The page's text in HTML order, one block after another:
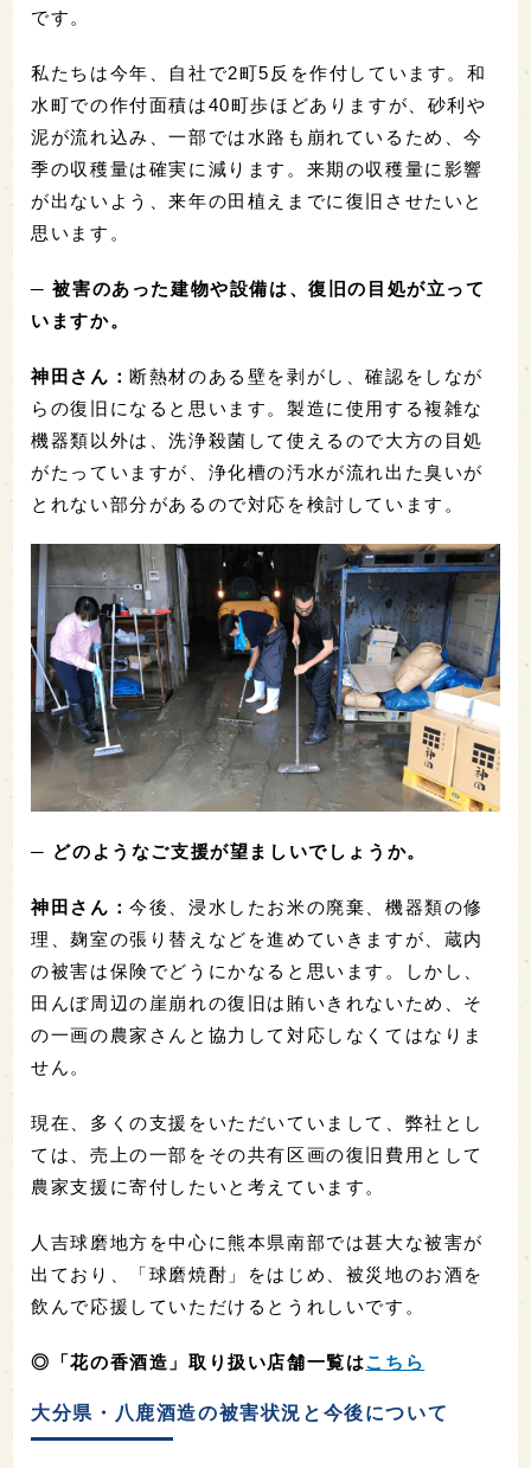
です。
私たちは今年、自社で2町5反を作付しています。和
水町での作付面積は40町歩ほどありますが、砂利や
泥が流れ込み、一部では水路も崩れているため、今
季の収穫量は確実に減ります。来期の収穫量に影響
が出ないよう、来年の田植えまでに復旧させたいと
思います。
─ 被害のあった建物や設備は、復旧の目処が立って
いますか。
神田さん：断熱材のある壁を剥がし、確認をしなが
らの復旧になると思います。製造に使用する複雑な
機器類以外は、洗浄殺菌して使えるので大方の目処
がたっていますが、浄化槽の汚水が流れ出た臭いが
とれない部分があるので対応を検討しています。
─ どのようなご支援が望ましいでしょうか。
神田さん：今後、浸水したお米の廃棄、機器類の修
理、麹室の張り替えなどを進めていきますが、蔵内
の被害は保険でどうにかなると思います。しかし、
田んぼ周辺の崖崩れの復旧は賄いきれないため、そ
の一画の農家さんと協力して対応しなくてはなりま
せん。
現在、多くの支援をいただいていまして、弊社とし
ては、売上の一部をその共有区画の復旧費用として
農家支援に寄付したいと考えています。
人吉球磨地方を中心に熊本県南部では甚大な被害が
出ており、「球磨焼酎」をはじめ、被災地のお酒を
飲んで応援していただけるとうれしいです。
◎「花の香酒造」取り扱い店舗一覧はこちら
大分県・八鹿酒造の被害状況と今後について